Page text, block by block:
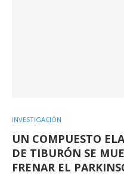
INVESTIGACIÓN
UN COMPUESTO
DE TIBURÓN SE
FRENAR EL